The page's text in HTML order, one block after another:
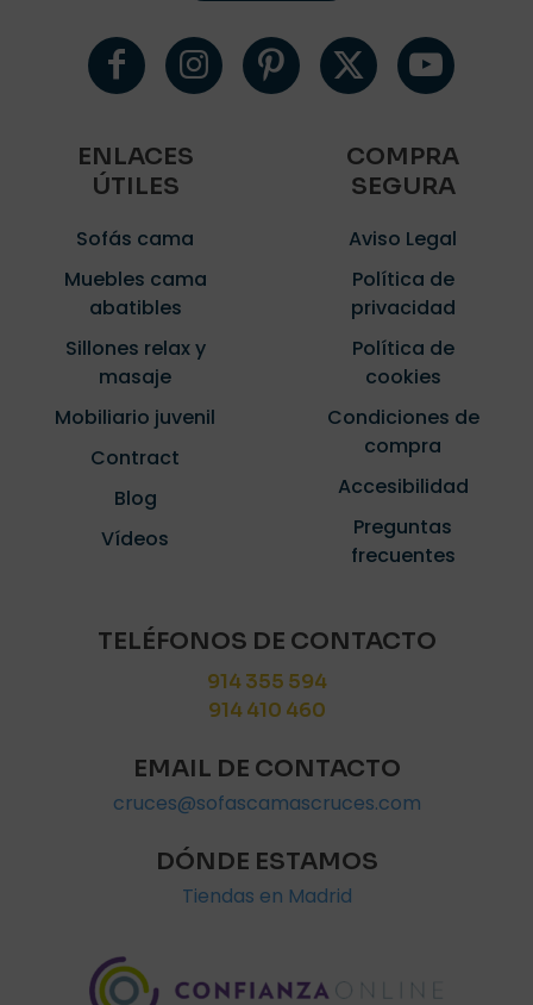
ENLACES
ÚTILES
Sofás cama
Muebles cama
abatibles
Sillones relax y
masaje
Mobiliario juvenil
Contract
Blog
Vídeos
COMPRA
SEGURA
Aviso Legal
Política de
privacidad
Política de
cookies
Condiciones de
compra
Accesibilidad
Preguntas
frecuentes
TELÉFONOS DE CONTACTO
914 355 594
914 410 460
EMAIL DE CONTACTO
cruces@sofascamascruces.com
DÓNDE ESTAMOS
Tiendas en Madrid